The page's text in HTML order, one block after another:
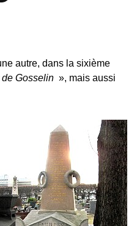
autre, dans la sixième
de Gosselin », mais aussi